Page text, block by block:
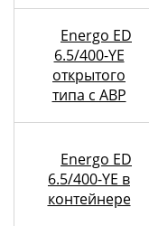
Energo ED
6.5/400-YE
открытого
типа с АВР
Energo ED
6.5/400-YE в
контейнере